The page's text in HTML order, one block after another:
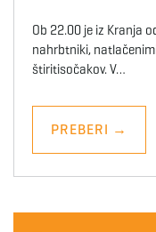
Ob 22.00 je iz Kranja
nahrbtniki,
štiritisočakov. V…
PREBERI →